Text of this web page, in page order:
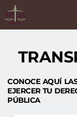
Saltar
Al
Contenido
CONOCE AQUÍ
EJERCER TU
PÚBLICA